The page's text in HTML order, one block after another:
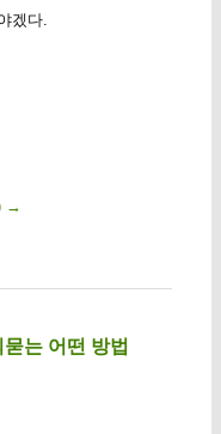
겠다.
→
는 어떤 방법